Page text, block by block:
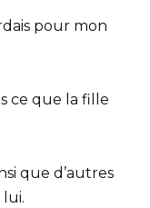
pour mon
ce que la fille
que d’autres
lui.